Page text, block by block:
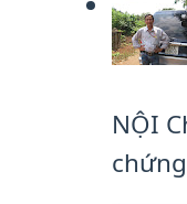
NỘI